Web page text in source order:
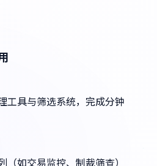
工具与筛选系统，完成分钟
（如交易监控、制裁筛查）